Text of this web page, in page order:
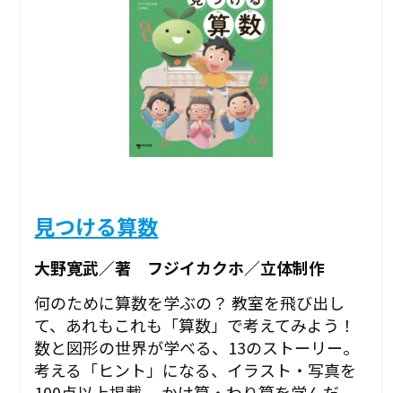
見つける算数
大野寛武／著 フジイカクホ／立体制作
何のために算数を学ぶの？ 教室を飛び出し
て、あれもこれも「算数」で考えてみよう！
数と図形の世界が学べる、13のストーリー。
考える「ヒント」になる、イラスト・写真を